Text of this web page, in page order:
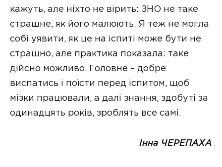
кажуть, але ніхто не вірить: ЗНО не таке
страшне, як його малюють. Я теж не могла
собі уявити, як це на іспиті може бути не
страшно, але практика показала: таке
дійсно можливо. Головне – добре
виспатись і поїсти перед іспитом, щоб
мізки працювали, а далі знання, здобуті за
одинадцять років, зроблять все самі.
Інна ЧЕРЕПАХА